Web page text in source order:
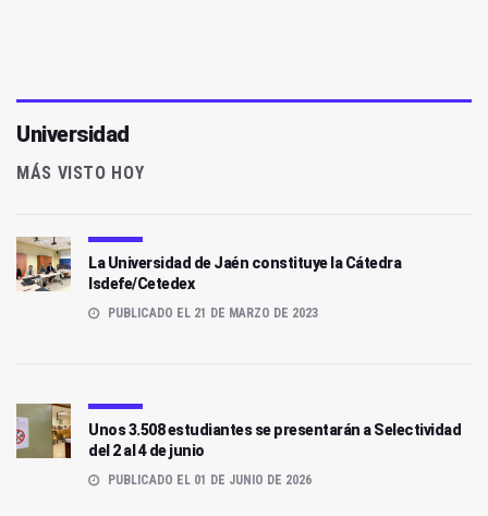
Universidad
MÁS VISTO HOY
La Universidad de Jaén constituye la Cátedra
Isdefe/Cetedex
PUBLICADO EL 21 DE MARZO DE 2023
Unos 3.508 estudiantes se presentarán a Selectividad
del 2 al 4 de junio
PUBLICADO EL 01 DE JUNIO DE 2026